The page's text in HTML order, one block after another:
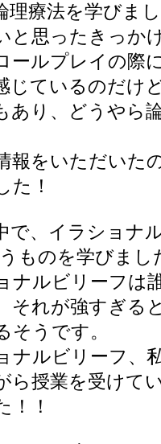
理療法を学びま
と思ったきっか
ールプレイの際
じているのだけ
あり、どうやら
報をいただいた
た！
で、イラショナ
ものを学びまし
ナルビリーフは
それが強すぎる
そうです。
ナルビリーフ、
ら授業を受けて
！！